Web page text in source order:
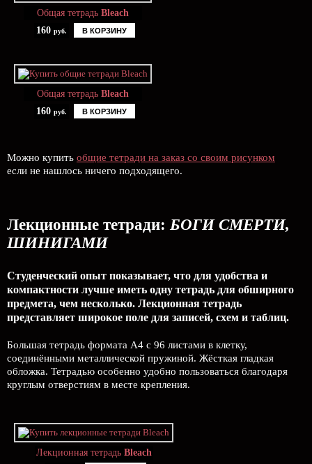
Общая тетрадь Bleach
160 руб. В КОРЗИНУ
Общая тетрадь Bleach
160 руб. В КОРЗИНУ
Можно купить общие тетради на заказ со своим рисунком
если не нашлось ничего подходящего.
Лекционные тетради:БОГИ СМЕРТИ,
ШИНИГАМИ
Студенческий опыт показывает, что для удобства и
компактности лучше иметь одну тетрадь для обширного
предмета, чем несколько. Лекционная тетрадь
представляет широкое поле для записей, схем и таблиц.
Большая тетрадь формата А4 с 96 листами в клетку,
соединёнными металлической пружиной. Жёсткая гладкая
обложка. Тетрадью особенно удобно пользоваться благодаря
круглым отверстиям в месте крепления.
Лекционная тетрадь Bleach